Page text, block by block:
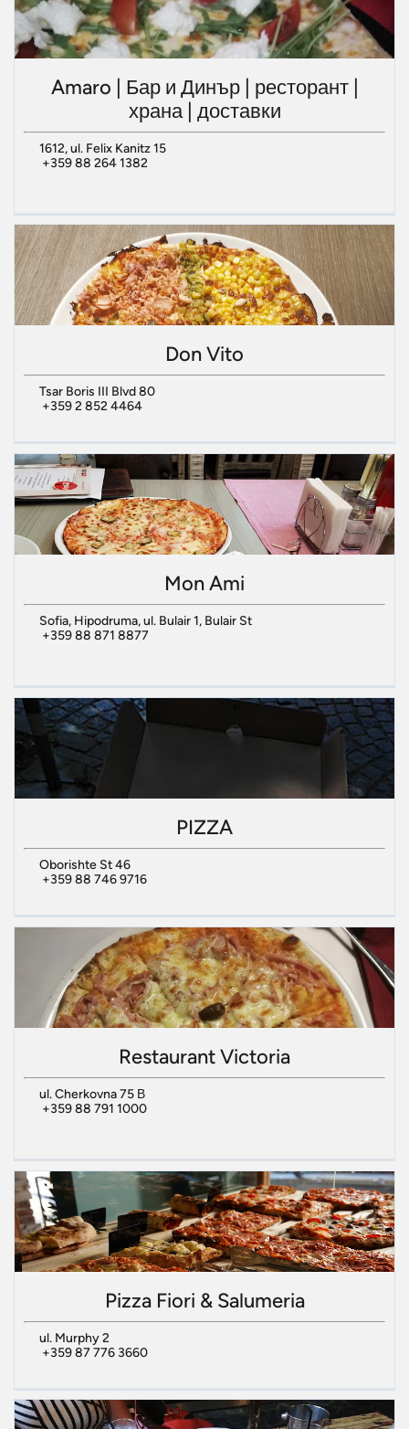
Amaro | Бар и Динър | ресторант |
храна | доставки
1612, ul. Felix Kanitz 15
+359 88 264 1382
Don Vito
Tsar Boris III Blvd 80
+359 2 852 4464
Mon Ami
Sofia, Hipodruma, ul. Bulair 1, Bulair St
+359 88 871 8877
PIZZA
Oborishte St 46
+359 88 746 9716
Restaurant Victoria
ul. Cherkovna 75 В
+359 88 791 1000
Pizza Fiori & Salumeria
ul. Murphy 2
+359 87 776 3660